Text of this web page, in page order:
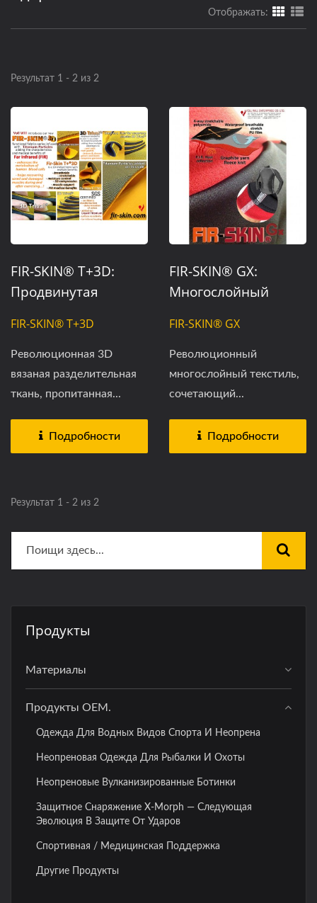
Отображать:
Результат 1 - 2 из 2
FIR-SKIN® T+3D:
Продвинутая
Ткань С Жидким
Титаном Для
Дальнего
Инфракрасного
Излучения (FIR).
FIR-SKIN® T+3D
Революционная 3D
вязаная разделительная
ткань, пропитанная...
Подробности
FIR-SKIN® GX:
Многослойный
Дальним
Инфракрасным
Излучением.
FIR-SKIN® GX
Революционный
многослойный текстиль,
сочетающий...
Подробности
Результат 1 - 2 из 2
Продукты
Материалы
Продукты OEM.
Одежда Для Водных Видов Спорта И Неопрена
Неопреновая Одежда Для Рыбалки И Охоты
Неопреновые Вулканизированные Ботинки
Защитное Снаряжение X-Morph — Следующая
Эволюция В Защите От Ударов
Спортивная / Медицинская Поддержка
Другие Продукты